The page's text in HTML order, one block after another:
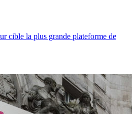
cible la plus grande plateforme de